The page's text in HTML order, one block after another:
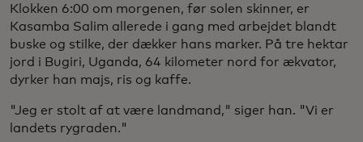
Klokken 6:00 om morgenen, før solen skinner, er
Kasamba Salim allerede i gang med arbejdet blandt
buske og stilke, der dækker hans marker. På tre hektar
jord i Bugiri, Uganda, 64 kilometer nord for ækvator,
dyrker han majs, ris og kaffe.
"Jeg er stolt af at være landmand," siger han. "Vi er
landets rygraden."